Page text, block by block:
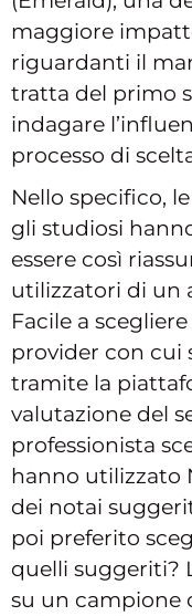
maggiore
riguardanti il
tratta del primo
indagare
processo di
Nello specifico,
gli studiosi
essere così
utilizzatori di un
Facile a
provider con cui
tramite la
valutazione del
professionista
hanno utilizzato
dei notai
poi preferito
quelli suggeriti?
su un campione